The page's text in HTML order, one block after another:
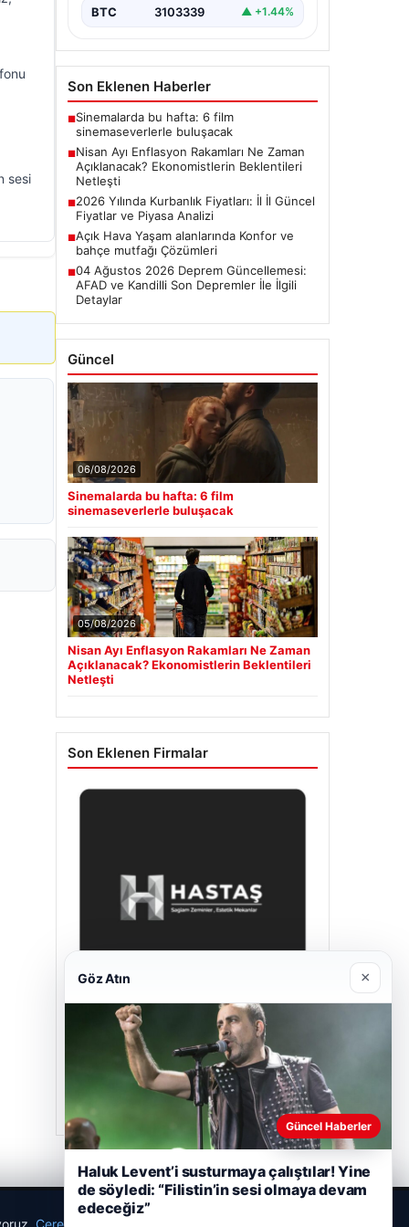
sesi
başladı.…
BTC 3103339 ▲ +1.44%
Son Eklenen Haberler
■Sinemalarda bu hafta: 6 film
sinemaseverlerle buluşacak
■Nisan Ayı Enflasyon Rakamları Ne Zaman
Açıklanacak? Ekonomistlerin Beklentileri
Netleşti
■2026 Yılında Kurbanlık Fiyatları: İl İl Güncel
Fiyatlar ve Piyasa Analizi
■Açık Hava Yaşam alanlarında Konfor ve
bahçe mutfağı Çözümleri
■04 Ağustos 2026 Deprem Güncellemesi:
AFAD ve Kandilli Son Depremler İle İlgili
Detaylar
Güncel
06/08/2026
Sinemalarda bu hafta: 6 film
sinemaseverlerle buluşacak
05/08/2026
Nisan Ayı Enflasyon Rakamları Ne Zaman
Açıklanacak? Ekonomistlerin Beklentileri
Netleşti
Son Eklenen Firmalar
Hastaş Beton
26/05/2026
Çerez Politikamız
Göz Atın ×
Güncel Haberler
Haluk Levent’i susturmaya çalıştılar! Yine
de söyledi: “Filistin’in sesi olmaya devam
edeceğiz”